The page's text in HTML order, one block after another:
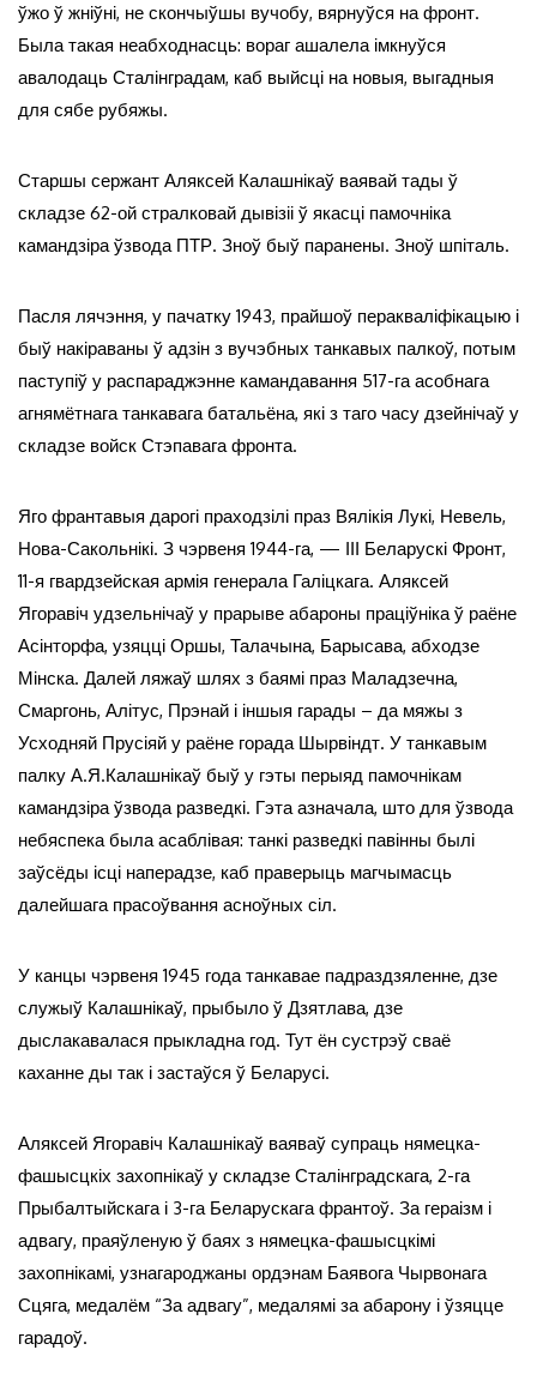
ўжо ў жніўні, не скончыўшы вучобу, вярнуўся на фронт.
Была такая неабходнасць: вораг ашалела імкнуўся
авалодаць Сталінградам, каб выйсці на новыя, выгадныя
для сябе рубяжы.
Старшы сержант Аляксей Калашнікаў ваявай тады ў
складзе 62-ой стралковай дывізіі ў якасці памочніка
камандзіра ўзвода ПТР. Зноў быў паранены. Зноў шпіталь.
Пасля лячэння, у пачатку 1943, прайшоў перакваліфікацыю і
быў накіраваны ў адзін з вучэбных танкавых палкоў, потым
паступіў у распараджэнне камандавання 517-га асобнага
агнямётнага танкавага батальёна, які з таго часу дзейнічаў у
складзе войск Стэпавага фронта.
Яго франтавыя дарогі праходзілі праз Вялікія Лукі, Невель,
Нова-Сакольнікі. З чэрвеня 1944-га, — ІІІ Беларускі Фронт,
11-я гвардзейская армія генерала Галіцкага. Аляксей
Ягоравіч удзельнічаў у прарыве абароны праціўніка ў раёне
Асінторфа, узяцці Оршы, Талачына, Барысава, абходзе
Мінска. Далей ляжаў шлях з баямі праз Маладзечна,
Смаргонь, Алітус, Прэнай і іншыя гарады – да мяжы з
Усходняй Прусіяй у раёне горада Шырвіндт. У танкавым
палку А.Я.Калашнікаў быў у гэты перыяд памочнікам
камандзіра ўзвода разведкі. Гэта азначала, што для ўзвода
небяспека была асаблівая: танкі разведкі павінны былі
заўсёды ісці наперадзе, каб праверыць магчымасць
далейшага прасоўвання асноўных сіл.
У канцы чэрвеня 1945 года танкавае падраздзяленне, дзе
служыў Калашнікаў, прыбыло ў Дзятлава, дзе
дыслакавалася прыкладна год. Тут ён сустрэў сваё
каханне ды так і застаўся ў Беларусі.
Аляксей Ягоравіч Калашнікаў ваяваў супраць нямецка-
фашысцкіх захопнікаў у складзе Сталінградскага, 2-га
Прыбалтыйскага і 3-га Беларускага франтоў. За гераізм і
адвагу, праяўленую ў баях з нямецка-фашысцкімі
захопнікамі, узнагароджаны ордэнам Баявога Чырвонага
Сцяга, медалём “За адвагу”, медалямі за абарону і ўзяцце
гарадоў.